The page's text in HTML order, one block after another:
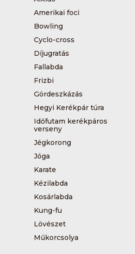
Amerikai foci
Bowling
Cyclo-cross
Díjugratás
Fallabda
Frizbi
Gördeszkázás
Hegyi Kerékpár túra
Időfutam kerékpáros
verseny
Jégkorong
Jóga
Karate
Kézilabda
Kosárlabda
Kung-fu
Lövészet
Műkorcsolya